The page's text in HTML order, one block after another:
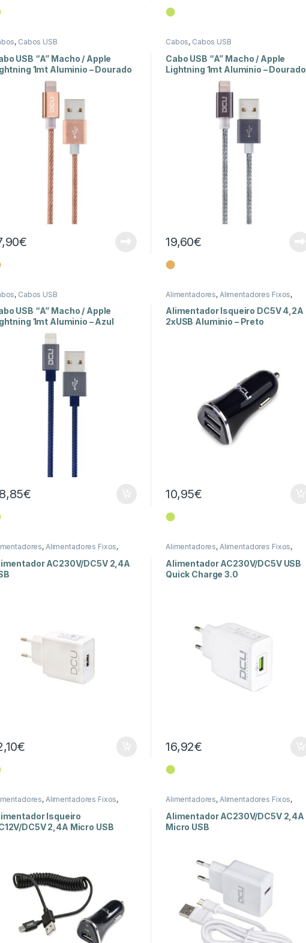
⬤
, Cabos USB
USB “A” Macho / Apple
1mt Aluminio – Dourado
€
Cabos, Cabos USB
Cabo USB “A” Macho / Apple
Lightning 1mt Aluminio – Dourado
19,60€
⬤
, Cabos USB
USB “A” Macho / Apple
1mt Aluminio – Azul
€
Alimentadores, Alimentadores Fixos,
Alimentador Isqueiro DC5V 4,2A
2xUSB Aluminio – Preto
10,95€
⬤
, Alimentadores Fixos,
AC230V/DC5V 2,4A
€
Alimentadores, Alimentadores Fixos,
Alimentador AC230V/DC5V USB
Quick Charge 3.0
16,92€
⬤
, Alimentadores Fixos,
Isqueiro
DC5V 2,4A Micro USB
Alimentadores, Alimentadores Fixos,
Alimentador AC230V/DC5V 2,4A
Micro USB